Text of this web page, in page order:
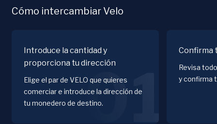
Cómo intercambiar Velo
Introduce la cantidad y
proporciona tu dirección
Elige el par de VELO que quieres
comerciar e introduce la dirección de
tu monedero de destino.01
Confirma
Revisa
y confirma